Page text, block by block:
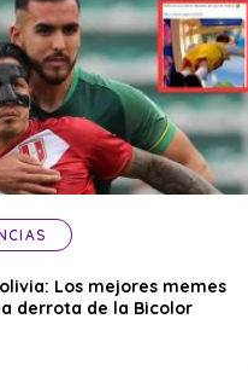
Los mejores memes
derrota de la Bicolor